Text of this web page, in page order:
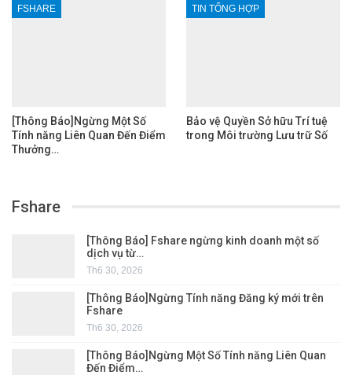
FSHARE
[Thông Báo]Ngừng Một Số
Tính năng Liên Quan Đến Điểm
Thưởng…
TIN TỔNG HỢP
Bảo vệ Quyền Sở hữu Trí tuệ
trong Môi trường Lưu trữ Số
Fshare
[Thông Báo] Fshare ngừng kinh doanh một số
dịch vụ từ…
Th6 30, 2026
[Thông Báo]Ngừng Tính năng Đăng ký mới trên
Fshare
Th6 30, 2026
[Thông Báo]Ngừng Một Số Tính năng Liên Quan
Đến Điểm…